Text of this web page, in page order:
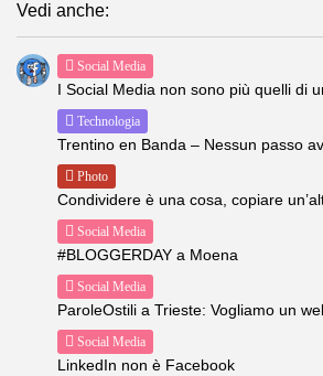
Vedi anche:
Social Media
I Social Media non sono più quelli di
Technologia
Trentino en Banda – Nessun passo
Photo
Condividere è una cosa, copiare
Social Media
#BLOGGERDAY a Moena
Social Media
ParoleOstili a Trieste: Vogliamo un
Social Media
LinkedIn non è Facebook